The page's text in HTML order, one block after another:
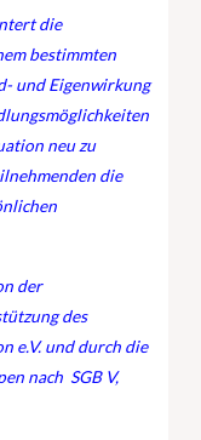
die
bestimmten
und Eigenwirkung
neu zu
die
der
des
e.V.und durch die
nach SGB V,